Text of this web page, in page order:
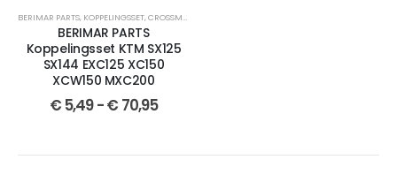
BERIMAR PARTS, KOPPELINGSSET,CROSSMOTOR ONDERDELEN
BERIMAR PARTS
Koppelingsset KTM SX125
SX144 EXC125 XC150
XCW150 MXC200
€5,49-€ 70,95